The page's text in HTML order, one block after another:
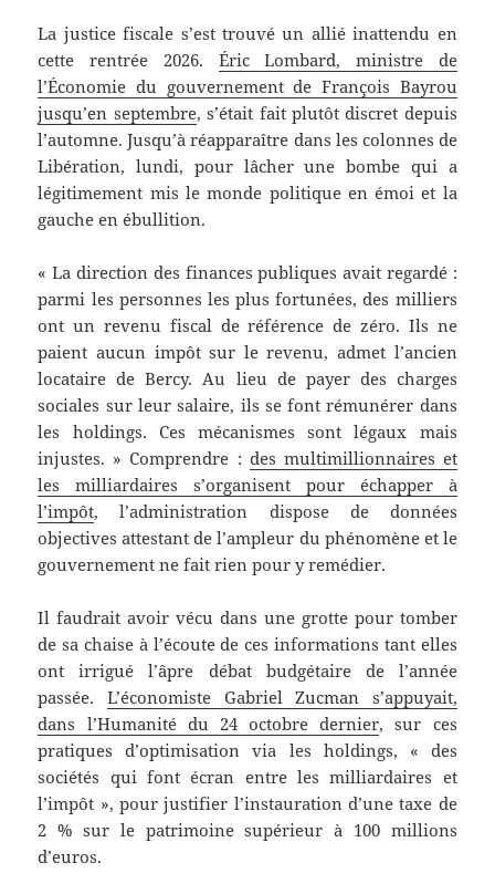
La justice fiscale s’est trouvé un allié inattendu en
cette rentrée 2026. Éric Lombard, ministre de
l’Économie du gouvernement de François Bayrou
jusqu’en septembre, s’était fait plutôt discret depuis
l’automne. Jusqu’à réapparaître dans les colonnes de
Libération, lundi, pour lâcher une bombe qui a
légitimement mis le monde politique en émoi et la
gauche en ébullition.
« La direction des finances publiques avait regardé :
parmi les personnes les plus fortunées, des milliers
ont un revenu fiscal de référence de zéro. Ils ne
paient aucun impôt sur le revenu, admet l’ancien
locataire de Bercy. Au lieu de payer des charges
sociales sur leur salaire, ils se font rémunérer dans
les holdings. Ces mécanismes sont légaux mais
injustes. » Comprendre : des multimillionnaires et
les milliardaires s’organisent pour échapper à
l’impôt, l’administration dispose de données
objectives attestant de l’ampleur du phénomène et le
gouvernement ne fait rien pour y remédier.
Il faudrait avoir vécu dans une grotte pour tomber
de sa chaise à l’écoute de ces informations tant elles
ont irrigué l’âpre débat budgétaire de l’année
passée. L’économiste Gabriel Zucman s’appuyait,
dans l’Humanité du 24 octobre dernier, sur ces
pratiques d’optimisation via les holdings, « des
sociétés qui font écran entre les milliardaires et
l’impôt », pour justifier l’instauration d’une taxe de
2 % sur le patrimoine supérieur à 100 millions
d’euros.